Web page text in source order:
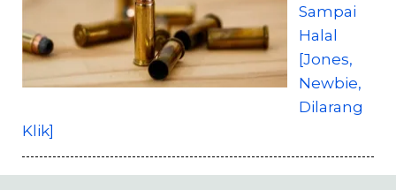
Sampai
Halal
[Jones,
Newbie,
Dilarang
Klik]